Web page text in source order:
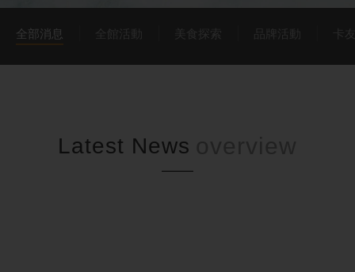
全部消息 全館活動 美食探索 品牌活動 卡
Latest News